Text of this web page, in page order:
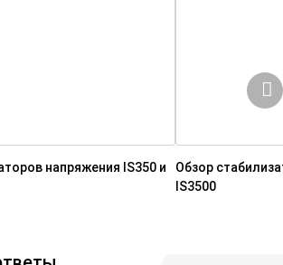
напряжения IS350 и
Обзор
IS3500